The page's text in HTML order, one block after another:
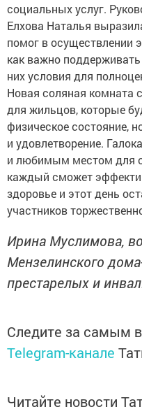
социальных услуг.
Елхова Наталья
помог в осуществлении
как важно
них условия для
Новая соляная комната
для жильцов, которые
физическое состояние,
и удовлетворение.
и любимым местом для
каждый сможет
здоровье и этот день
участников
Ирина Муслимова,
Мензелинского
престарелых и
Следите за самым
Telegram-канале
Читайте новости